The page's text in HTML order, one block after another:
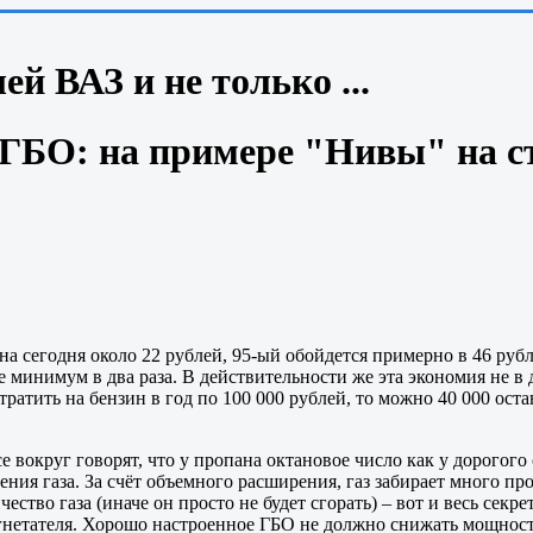
ВАЗ и не только ...
на примере "Нивы" на
сегодня около 22 рублей, 95-ый обойдется примерно в 46
в два раза. В действительности же эта экономия не
на бензин в год по 100 000 рублей, то можно 40 000
говорят, что у пропана октановое число как у дорогого
газа. За счёт объемного расширения, газ забирает много
газа (иначе он просто не будет сгорать) – вот и весь
Хорошо настроенное ГБО не должно снижать